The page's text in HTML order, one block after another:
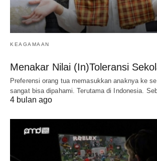
KEAGAMAAN
Menakar Nilai (In)Toleransi
Preferensi orang tua memasukkan anaknya ke
sangat bisa dipahami. Terutama di Indonesia.
4 bulan ago